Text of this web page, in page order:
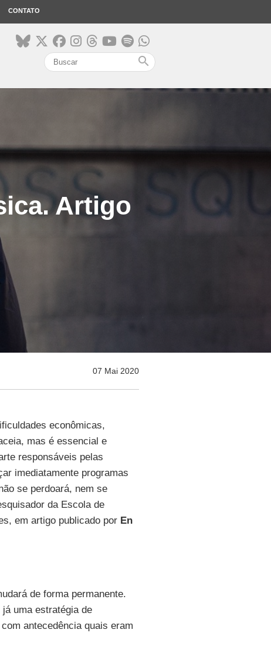
CONTATO
search
Artigo
07 Mai 2020
econômicas,
mas é essencial e
responsáveis pelas
imediatamente programas
se perdoará, nem se
da Escola de
em artigo publicado por En
de forma permanente.
uma estratégia de
antecedência quais eram